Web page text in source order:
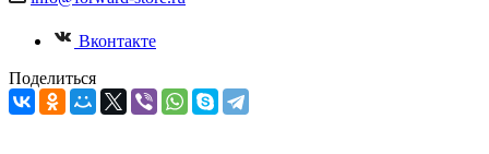
Вконтакте
Поделиться